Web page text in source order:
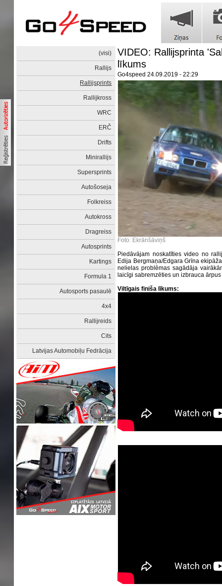
(visi)
Rallijs
Rallijsprints
Rallijkross
WRC
ERČ
Drifts
Minirallijs
Supersprints
Autošoseja
Folkreiss
Autokross
Dragreiss
Autosprints
Kartings
Formula 1
Autosports pasaulē
4x4
Rallijreids
Cits
Latvijas Automobiļu Fedrācija
VIDEO: Rallijsprinta
līkums
Go4speed 24.09.2019 - 22:29
Foto: Ekrānšāviņš
Piedāvājam noskatīties video no
Edija Bergmaņa/Edgara Grīna
nelielas problēmas sagādāja
laicīgi sabremzēties un izbrauca
Viltīgais finiša līkums: